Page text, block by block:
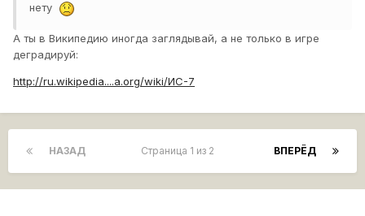
нету
А ты в Википедию иногда заглядывай, а не только в игре
деградируй:
http://ru.wikipedia....a.org/wiki/ИС-7
НАЗАД ВПЕРЁД
Страница 1 из 2